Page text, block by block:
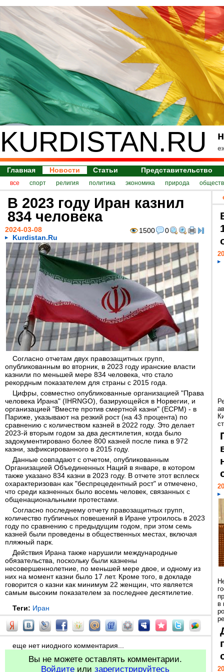
KURDISTAN.RU
Главная Новости Статьи Представительство
все спорт религия политика экономика природа
В 2023 году Иран казнил
834 человека
1500 0
2024-03-08
Kurdistan.Ru
Согласно отчетам двух правозащитных групп,
опубликованным во вторник, в 2023 году иранские власти
казнили по меньшей мере 834 человека, что стало
рекордным показателем для страны с 2015 года.
Цифры, совместно опубликованные организацией "Права
человека Ирана" (IHRNGO), базирующейся в Норвегии, и
организацией "Вместе против смертной казни" (ECPM) - в
Париже, указывают на резкий рост (на 43 процента) по
сравнению с количеством казней в 2022 году. Это делает
2023-й вторым годом за два десятилетия, когда было
задокументировано более 800 казней после пика в 972
казни, зафиксированного в 2015 году.
Данные совпадают с отчетом, опубликованным
Организацией Объединенных Наций в январе, в котором
также указано 834 казни в 2023 году. В отчете этот всплеск
охарактеризован как "беспрецедентный рост" и отмечено,
что среди казненных было восемь человек, связанных с
общенациональными протестами.
Согласно последнему отчету правозащитных групп,
количество публичных повешений в Иране утроилось в 2023
году по сравнению с предыдущим годом, при этом семь
казней были проведены в общественных местах, включая
пляжный парк.
Действия Ирана также нарушили международные
обязательства, поскольку были казнены
несовершеннолетние, по меньшей мере двое, и одному из
них на момент казни было 17 лет. Кроме того, в докладе
говорится о казни как минимум 22 женщин, что является
самым высоким показателем за последнее десятилетие.
Теги: Иран
еще нет ниодного комментария...
Вы не можете оставлять комментарии.
Войдите илизарегистрируйтесь
в